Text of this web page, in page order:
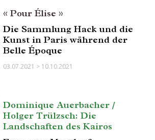
« Pour Élise »
Die Sammlung Hack und die
Kunst in Paris während der
Belle Époque
03.07.2021 > 10.10.2021
Dominique Auerbacher /
Holger Trülzsch: Die
Landschaften des Kairos